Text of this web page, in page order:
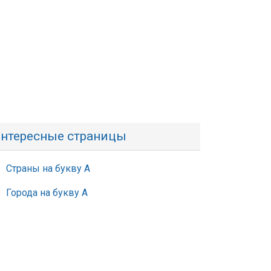
страницы
Страны на букву А
Города на букву А